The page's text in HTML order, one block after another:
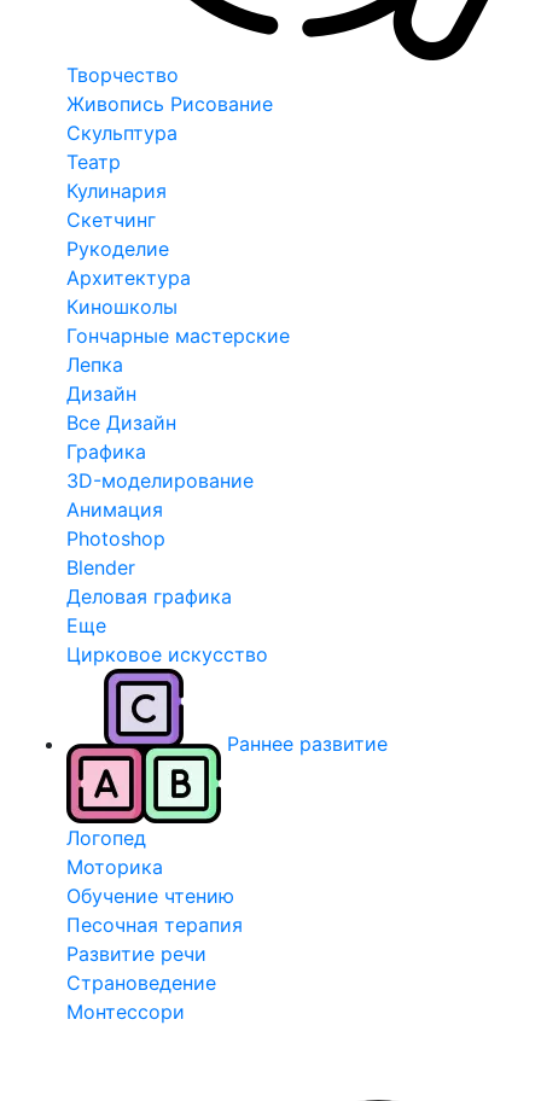
Творчество
Живопись Рисование
Скульптура
Театр
Кулинария
Скетчинг
Рукоделие
Архитектура
Киношколы
Гончарные мастерские
Лепка
Дизайн
Все Дизайн
Графика
3D-моделирование
Анимация
Photoshop
Blender
Деловая графика
Еще
Цирковое искусство
Раннее развитие
Логопед
Моторика
Обучение чтению
Песочная терапия
Развитие речи
Страноведение
Монтессори